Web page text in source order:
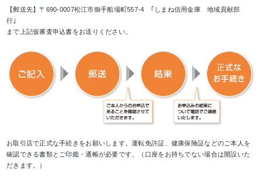
【郵送先】〒690-0007松江市御手船場町557-4 ｢しまね信用金庫 地域貢献部
行｣
まで上記仮審査申込書をお送りください。
お取引店で正式な手続きをお願いします。運転免許証、健康保険証などのご本人を
確認できる書類とご印鑑・通帳が必要です。（口座をお持ちでない場合は開設いた
だきます。）